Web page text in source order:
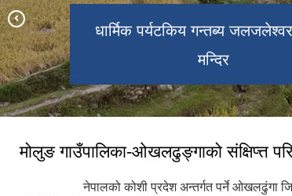
धार्मिक पर्यटकिय गन्तब्य
मन्दिर
मोलुङ -८ सखरेको मनोरम
पर्यटकिय गन्तब्य तिनतले डाँडा
मोलुङ २ को सुन्दर बस्ति
कुन्तादेवि रामपुर ।
मोलुङ गाउँपालिका-ओखलढुङ्गाको संक्षिप्त्त
नेपालको कोशी प्रदेश अन्तर्गत पर्ने ओखलढुंगा